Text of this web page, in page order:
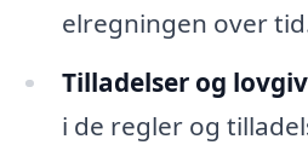
elregningen over
Tilladelser og
i de regler og